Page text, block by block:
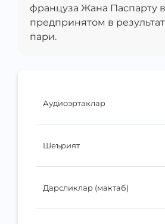
Аудиоэртаклар
Шеърият
Дарсликлар (мактаб)
француза Жана Паспарту
предпринятом в
пари.